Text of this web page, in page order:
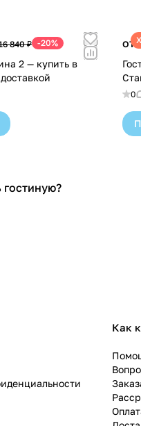
840 ₽ -20%
2 — купить в
от
0
Как